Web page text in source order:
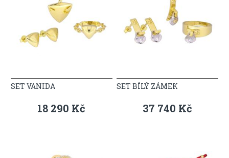
SET VANIDA
18 290 Kč
SET BÍLÝ ZÁMEK
37 740 Kč